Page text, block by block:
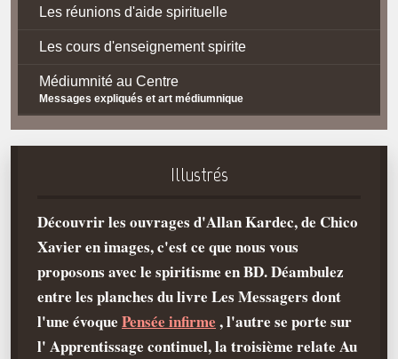
Les réunions d'aide spirituelle
Les cours d'enseignement spirite
Médiumnité au Centre
Messages expliqués et art médiumnique
Contact / Accès
La doctrine Spirite
Qu'est-ce que c'est ?
Les bases du spiritisme
Historique
Philosophie
Illustrés
Découvrir les ouvrages d'Allan Kardec, de Chico
Xavier en images, c'est ce que nous vous
proposons avec le spiritisme en BD. Déambulez
entre les planches du livre Les Messagers dont
l'une évoque Pensée infirme , l'autre se porte sur
l' Apprentissage continuel, la troisième relate Au